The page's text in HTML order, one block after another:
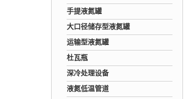
手提液氮罐
大口径储存型液氮罐
运输型液氮罐
杜瓦瓶
深冷处理设备
液氮低温管道